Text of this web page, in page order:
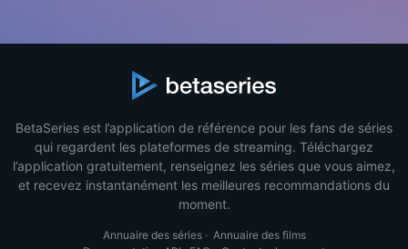
BetaSeries est l’application de référence pour les fans de séries
qui regardent les plateformes de streaming. Téléchargez
l’application gratuitement, renseignez les séries que vous aimez,
et recevez instantanément les meilleures recommandations du
moment.
Annuaire des séries· Annuaire des films